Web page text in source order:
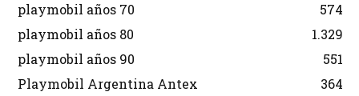
playmobil años 70
574
playmobil años 80
1.329
playmobil años 90
551
Playmobil Argentina Antex
364